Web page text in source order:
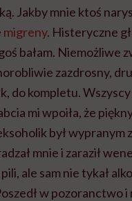
Jakby mnie ktoś
migreny. Histeryczne
bałam. Niemożliwe
zazdrosny,
do kompletu. Wszyscy
mi wpoiła, że
był wypranym
mnie i zaraził
ale sam nie tykał
w pozoranctwo